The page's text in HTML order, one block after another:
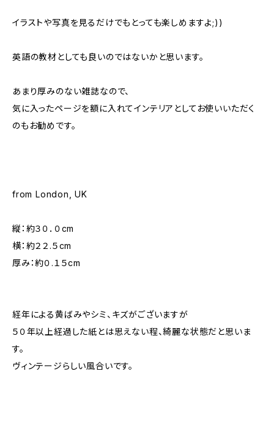
イラストや写真を見るだけでもとっても楽しめますよ;))
英語の教材としても良いのではないかと思います。
あまり厚みのない雑誌なので、
気に入ったページを額に入れてインテリアとしてお使いいただく
のもお勧めです。
from London, UK
縦：約３０．０cm
横：約２２.５cm
厚み：約０.１５cm
経年による黄ばみやシミ、キズがございますが
５０年以上経過した紙とは思えない程、綺麗な状態だと思いま
す。
ヴィンテージらしい風合いです。